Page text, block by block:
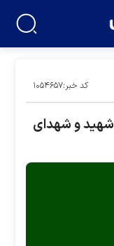
کد خبر:۱۰۵۴۶۵۷
شهید و شهدای